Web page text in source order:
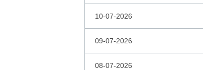
10-07-2026
09-07-2026
08-07-2026